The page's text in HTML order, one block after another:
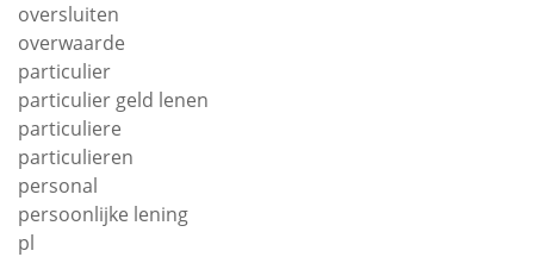
oversluiten
overwaarde
particulier
particulier geld lenen
particuliere
particulieren
personal
persoonlijke lening
pl